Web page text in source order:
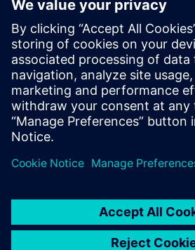
©Siemens 2026
コーポレート情報
プライバシー通知
クッキー通知
利用条件
デジタルID